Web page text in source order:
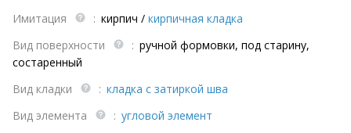
Имитация
: кирпич / кирпичная кладка
Вид поверхности
: ручной формовки, под старину,
состаренный
Вид кладки
: кладка с затиркой шва
Вид элемента
: угловой элемент